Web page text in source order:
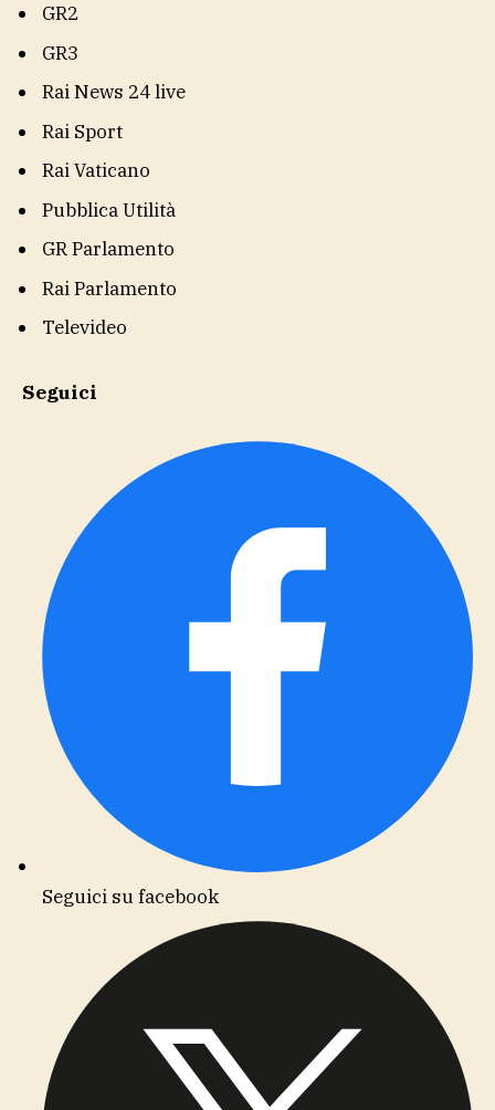
GR2
GR3
Rai News 24 live
Rai Sport
Rai Vaticano
Pubblica Utilità
GR Parlamento
Rai Parlamento
Televideo
Seguici
Seguici su facebook